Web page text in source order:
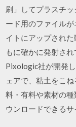
刷」してプラスチ
ード用のファイル
イトにアップされ
もに確かに発射さ
Pixologic社が開発
ェアで、粘土をこ
料・有料や素材の
ウンロードできるサ